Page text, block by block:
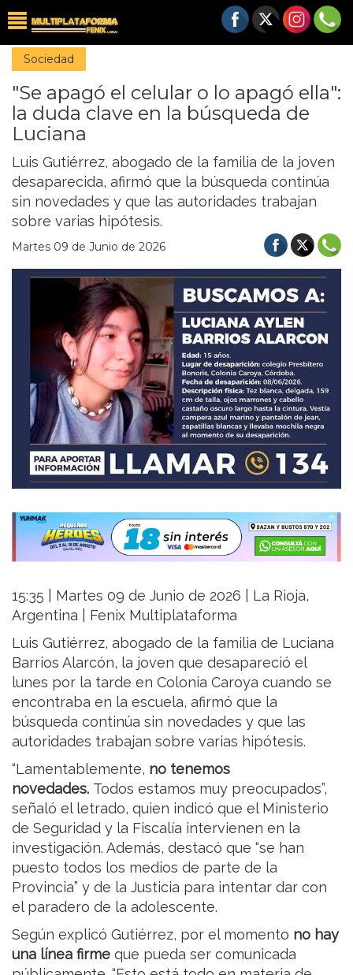
Sociedad
"Se apagó el celular o lo apagó ella":
la duda clave en la búsqueda de
Luciana
Luis Gutiérrez, abogado de la familia de la joven
desaparecida, afirmó que la búsqueda continúa
sin novedades y que las autoridades trabajan
sobre varias hipótesis.
Martes 09 de Junio de 2026
15:35 | Martes 09 de Junio de 2026 | La Rioja,
Argentina | Fenix Multiplataforma
Luis Gutiérrez, abogado de la familia de Luciana
Barrios Alarcón, la joven que desapareció el
lunes por la tarde en Colonia Caroya cuando se
encontraba en la escuela, afirmó que la
búsqueda continúa sin novedades y que las
autoridades trabajan sobre varias hipótesis.
“Lamentablemente, no tenemos
novedades. Todos estamos muy preocupados”,
señaló el letrado, quien indicó que el Ministerio
de Seguridad y la Fiscalía intervienen en la
investigación. Además, destacó que “se han
puesto todos los medios de parte de la
Provincia” y de la Justicia para intentar dar con
el paradero de la adolescente.
Según explicó Gutiérrez, por el momento no hay
una línea firme que pueda ser comunicada